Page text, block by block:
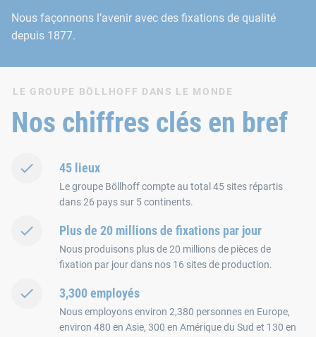
Nous façonnons l’avenir avec des fixations de qualité
depuis 1877.
LE GROUPE BÖLLHOFF DANS LE MONDE
Nos chiffres clés en bref
45 lieux
Le groupe Böllhoff compte au total 45 sites répartis
dans 26 pays sur 5 continents.
Plus de 20 millions de fixations par jour
Nous produisons plus de 20 millions de pièces de
fixation par jour dans nos 16 sites de production.
3,300 employés
Nous employons environ 2,380 personnes en Europe,
environ 480 en Asie, 300 en Amérique du Sud et 130 en